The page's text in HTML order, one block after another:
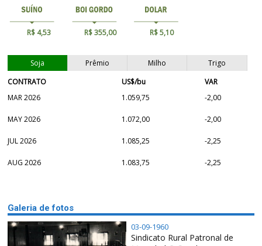
R$ 4,53 R$ 355,00 R$ 5,10
Soja Prêmio Milho
Trigo
CONTRATO
US$/bu
VAR
MAR 2026
1.059,75 -2,00
MAY 2026 1.072,00 -2,00
JUL 2026 1.085,25 -2,25
AUG 2026 1.083,75 -2,25
Galeria de fotos
03-09-1960
Sindicato Rural Patronal de